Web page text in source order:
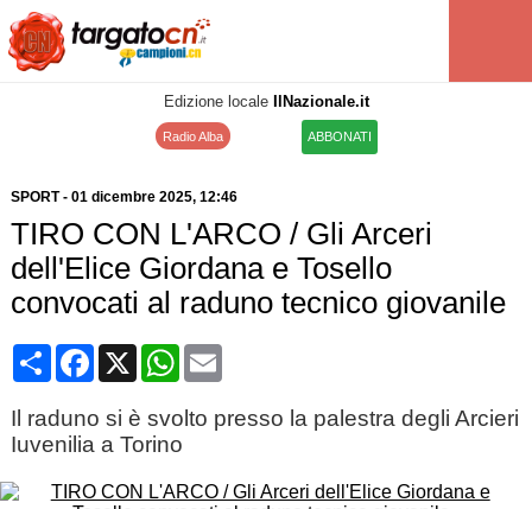
Edizione locale IlNazionale.it
Radio Alba ABBONATI
SPORT- 01 dicembre 2025, 12:46
TIRO CON L'ARCO / Gli Arceri
dell'Elice Giordana e Tosello
convocati al raduno tecnico giovanile
CondividiFacebook
X WhatsApp
Email
Il raduno si è svolto presso la palestra degli Arcieri
Iuvenilia a Torino